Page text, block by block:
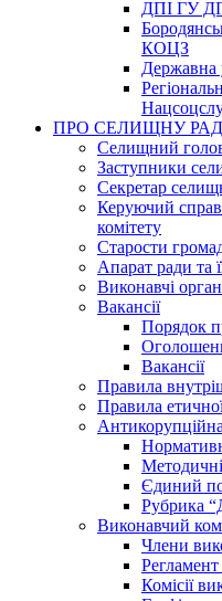
ДПІ ГУ
КОЦЗ
Державна
ПРО СЕЛИЩНУ
Селищний
Заступники
Секретар
Керуючий
комітету
Старости
Апарат ради та
Виконавчі
Вакансії
Порядок
Вакансії
Правила
Правила
Антикорупційна
Методичні
Єдиний
Рубрика
Виконавчий
Члени
Комісії